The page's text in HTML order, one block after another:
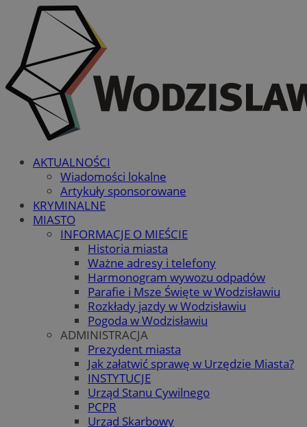
AKTUALNOŚCI
Wiadomości lokalne
Artykuły sponsorowane
KRYMINALNE
MIASTO
INFORMACJE O MIEŚCIE
Historia miasta
Ważne adresy i telefony
Harmonogram wywozu odpadów
Parafie i Msze Święte w Wodzisławiu
Rozkłady jazdy w Wodzisławiu
Pogoda w Wodzisławiu
ADMINISTRACJA
Prezydent miasta
Jak załatwić sprawę w Urzędzie Miasta?
INSTYTUCJE
Urząd Stanu Cywilnego
PCPR
Urząd Skarbowy